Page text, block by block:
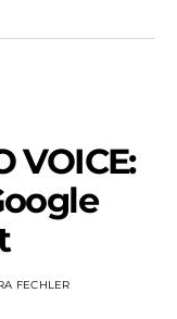
VOICE:
FECHLER